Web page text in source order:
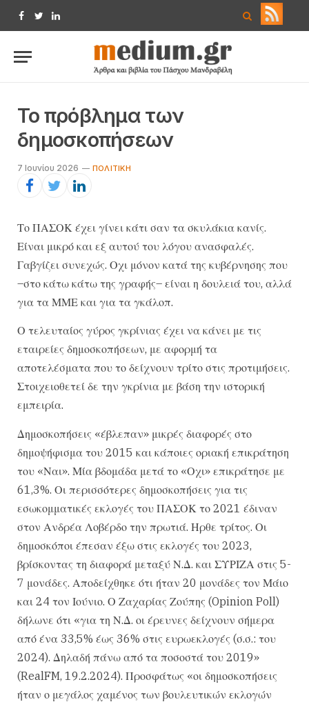
Facebook
TwitterLinkedIn
Το πρόβλημα των
δημοσκοπήσεων
7 Ιουνίου 2026 ΠΟΛΙΤΙΚΉ
Το ΠΑΣΟΚ έχει γίνει κάτι σαν τα σκυλάκια κανίς.
Είναι μικρό και εξ αυτού του λόγου ανασφαλές.
Γαβγίζει συνεχώς. Οχι μόνον κατά της κυβέρνησης που
–στο κάτω κάτω της γραφής– είναι η δουλειά του, αλλά
για τα ΜΜΕ και για τα γκάλοπ.
Ο τελευταίος γύρος γκρίνιας έχει να κάνει με τις
εταιρείες δημοσκοπήσεων, με αφορμή τα
αποτελέσματα που το δείχνουν τρίτο στις προτιμήσεις.
Στοιχειοθετεί δε την γκρίνια με βάση την ιστορική
εμπειρία.
Δημοσκοπήσεις «έβλεπαν» μικρές διαφορές στο
δημοψήφισμα του 2015 και κάποιες οριακή επικράτηση
του «Ναι». Μία βδομάδα μετά το «Οχι» επικράτησε με
61,3%. Οι περισσότερες δημοσκοπήσεις για τις
εσωκομματικές εκλογές του ΠΑΣΟΚ το 2021 έδιναν
στον Ανδρέα Λοβέρδο την πρωτιά. Ηρθε τρίτος. Οι
δημοσκόποι έπεσαν έξω στις εκλογές του 2023,
βρίσκοντας τη διαφορά μεταξύ Ν.Δ. και ΣΥΡΙΖΑ στις 5-
7 μονάδες. Αποδείχθηκε ότι ήταν 20 μονάδες τον Μάιο
και 24 τον Ιούνιο. Ο Ζαχαρίας Ζούπης (Opinion Poll)
δήλωνε ότι «για τη Ν.Δ. οι έρευνες δείχνουν σήμερα
από ένα 33,5% έως 36% στις ευρωεκλογές (σ.σ.: του
2024). Δηλαδή πάνω από τα ποσοστά του 2019»
(RealFM, 19.2.2024). Προσφάτως «οι δημοσκοπήσεις
ήταν ο μεγάλος χαμένος των βουλευτικών εκλογών